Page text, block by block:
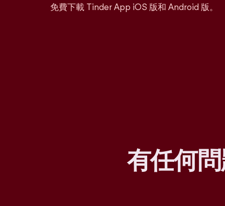
免費下載 Tinder App iOS 版和 Android 版。
有任何